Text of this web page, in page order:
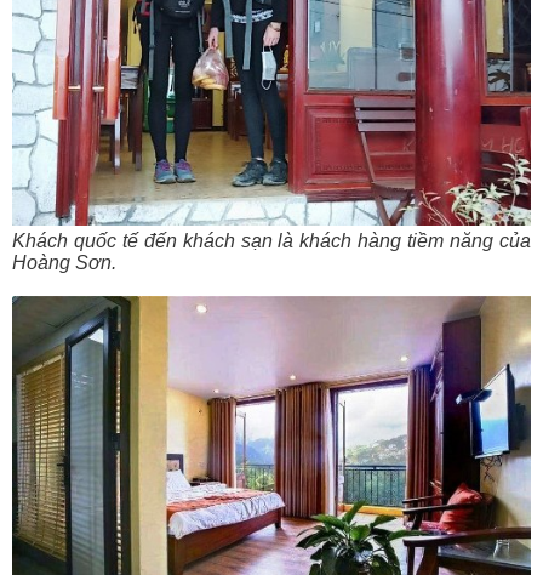
Khách quốc tế đến khách sạn là khách hàng tiềm năng của
Hoàng Sơn.